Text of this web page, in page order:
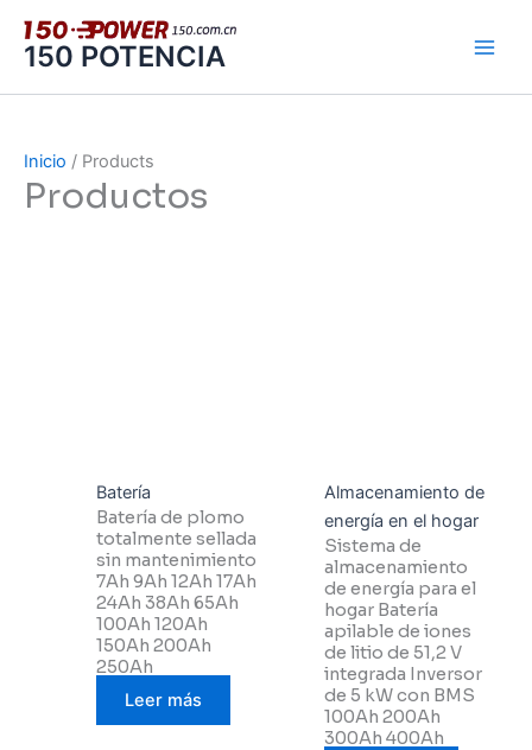
contenido
150 POTENCIA
Inicio / Products
Productos
Batería
Batería de plomo
totalmente sellada
sin mantenimiento
7Ah 9Ah 12Ah 17Ah
24Ah 38Ah 65Ah
100Ah 120Ah
150Ah 200Ah
250Ah
Leer más
Almacenamiento de
energía en el hogar
Sistema de
almacenamiento
de energía para el
hogar Batería
apilable de iones
de litio de 51,2 V
integrada Inversor
de 5 kW con BMS
100Ah 200Ah
300Ah 400Ah